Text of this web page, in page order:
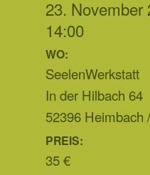
23. November
14:00
WO:
SeelenWerkstatt
In der Hilbach 64
52396 Heimbach
PREIS:
35 €